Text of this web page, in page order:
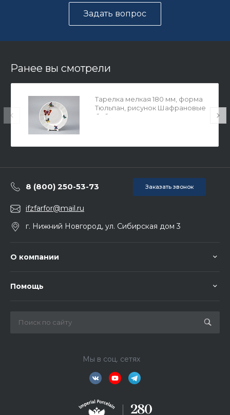
Задать вопрос
Ранее вы смотрели
Тарелка мелкая 180 мм, форма
Тюльпан, рисунок Шафрановые
бабочки, арт. 80.37229.00.1
8 (800) 250-53-73 Заказать звонок
ifzfarfor@mail.ru
г. Нижний Новгород, ул. Сибирская дом 3
О компании
Помощь
Мы в соц. сетях